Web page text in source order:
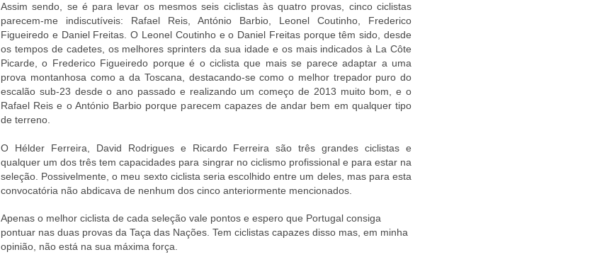
Assim sendo, se é para levar os mesmos seis ciclistas às quatro provas, cinco ciclistas
parecem-me indiscutíveis: Rafael Reis, António Barbio, Leonel Coutinho, Frederico
Figueiredo e Daniel Freitas. O Leonel Coutinho e o Daniel Freitas porque têm sido, desde
os tempos de cadetes, os melhores sprinters da sua idade e os mais indicados à La Côte
Picarde, o Frederico Figueiredo porque é o ciclista que mais se parece adaptar a uma
prova montanhosa como a da Toscana, destacando-se como o melhor trepador puro do
escalão sub-23 desde o ano passado e realizando um começo de 2013 muito bom, e o
Rafael Reis e o António Barbio porque parecem capazes de andar bem em qualquer tipo
de terreno.
O Hélder Ferreira, David Rodrigues e Ricardo Ferreira são três grandes ciclistas e
qualquer um dos três tem capacidades para singrar no ciclismo profissional e para estar na
seleção. Possivelmente, o meu sexto ciclista seria escolhido entre um deles, mas para esta
convocatória não abdicava de nenhum dos cinco anteriormente mencionados.
Apenas o melhor ciclista de cada seleção vale pontos e espero que Portugal consiga
pontuar nas duas provas da Taça das Nações. Tem ciclistas capazes disso mas, em minha
opinião, não está na sua máxima força.